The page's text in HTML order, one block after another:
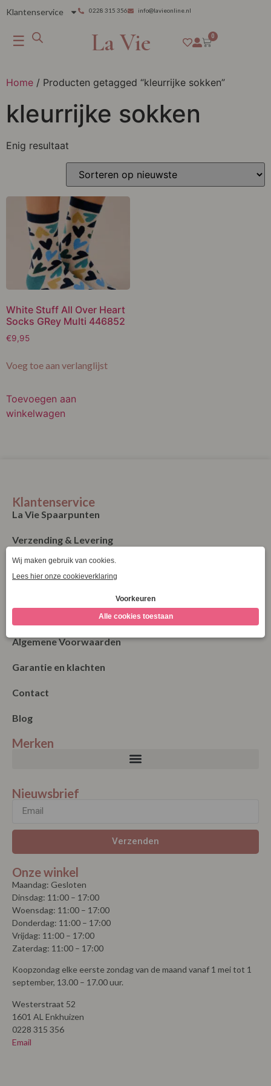
Klantenservice 0228 315 356 info@lavieonline.nl
☰ La Vie 0
Home / Producten getagged “kleurrijke sokken”
kleurrijke sokken
Enig resultaat
White Stuff All Over Heart
Socks GRey Multi 446852
€9,95
Voeg toe aan verlanglijst
Toevoegen aan
winkelwagen
Klantenservice
La Vie Spaarpunten
Verzending & Levering
Retourneren
Algemene Voorwaarden
Garantie en klachten
Contact
Blog
Merken
Nieuwsbrief
Verzenden
Onze winkel
Maandag: Gesloten
Dinsdag: 11:00 – 17:00
Woensdag: 11:00 – 17:00
Donderdag: 11:00 – 17:00
Vrijdag: 11:00 – 17:00
Zaterdag: 11:00 – 17:00
Koopzondag elke eerste zondag van de maand vanaf 1 mei tot 1
september, 13.00 – 17.00 uur.
Westerstraat 52
1601 AL Enkhuizen
0228 315 356
Email